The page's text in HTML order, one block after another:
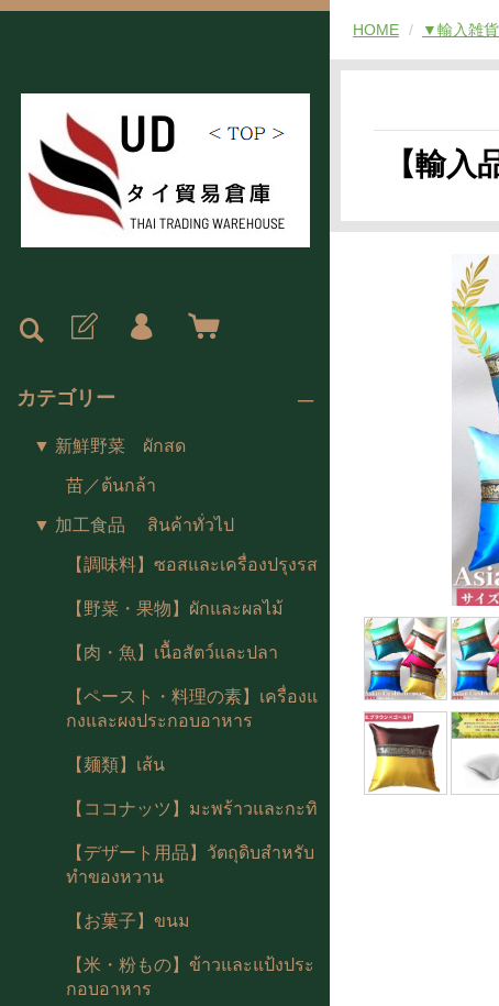
カテゴリー
▼ 新鮮野菜 ผักสด
苗／ต้นกล้า
▼ 加工食品 สินค้าทั่วไป
【調味料】ซอสและเครื่องปรุงรส
【野菜・果物】ผักและผลไม้
【肉・魚】เนื้อสัตว์และปลา
【ペースト・料理の素】เครื่องแ
กงและผงประกอบอาหาร
【麺類】เส้น
【ココナッツ】มะพร้าวและกะทิ
【デザート用品】วัตถุดิบสำหรับ
ทำของหวาน
【お菓子】ขนม
【米・粉もの】ข้าวและแป้งประ
กอบอาหาร
HOME ▼輸入雑
【輸